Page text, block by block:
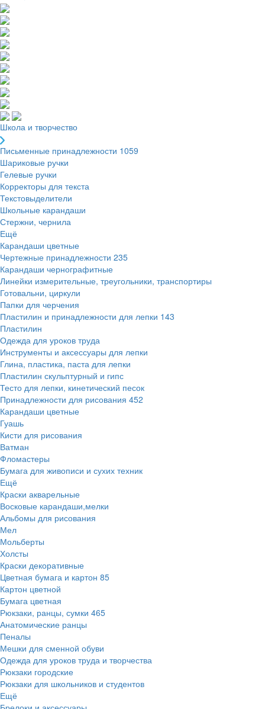
Школа и творчество
Письменные принадлежности 1059
Шариковые ручки
Гелевые ручки
Корректоры для текста
Текстовыделители
Школьные карандаши
Стержни, чернила
Ещё
Карандаши цветные
Чертежные принадлежности 235
Карандаши чернографитные
Линейки измерительные, треугольники, транспортиры
Готовальни, циркули
Папки для черчения
Пластилин и принадлежности для лепки 143
Пластилин
Одежда для уроков труда
Инструменты и аксессуары для лепки
Глина, пластика, паста для лепки
Пластилин скульптурный и гипс
Тесто для лепки, кинетический песок
Принадлежности для рисования 452
Карандаши цветные
Гуашь
Кисти для рисования
Ватман
Фломастеры
Бумага для живописи и сухих техник
Ещё
Краски акварельные
Восковые карандаши,мелки
Альбомы для рисования
Мел
Мольберты
Холсты
Краски декоративные
Цветная бумага и картон 85
Картон цветной
Бумага цветная
Рюкзаки, ранцы, сумки 465
Анатомические ранцы
Пеналы
Мешки для сменной обуви
Одежда для уроков труда и творчества
Рюкзаки городские
Рюкзаки для школьников и студентов
Ещё